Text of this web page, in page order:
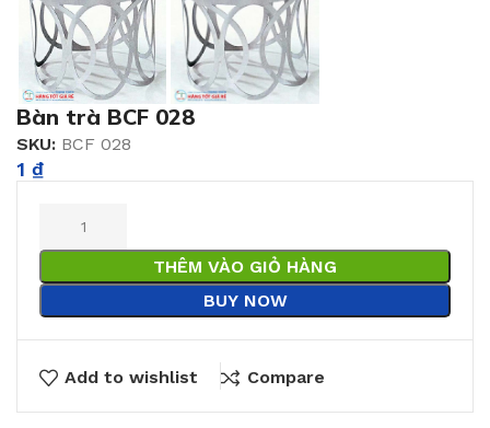
Bàn trà BCF 028
SKU: BCF 028
1 ₫
THÊM VÀO GIỎ HÀNG
BUY NOW
Add to wishlist Compare